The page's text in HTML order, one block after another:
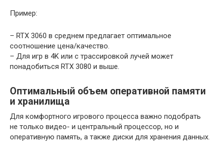
Пример:
– RTX 3060 в среднем предлагает оптимальное
соотношение цена/качество.
– Для игр в 4K или с трассировкой лучей может
понадобиться RTX 3080 и выше.
Оптимальный объем оперативной памяти
и хранилища
Для комфортного игрового процесса важно подобрать
не только видео- и центральный процессор, но и
оперативную память, а также диски для хранения данных.